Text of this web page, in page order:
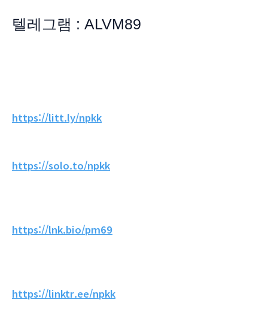
텔레그램 : ALVM89
https://litt.ly/npkk
https://solo.to/npkk
https://lnk.bio/pm69
https://linktr.ee/npkk